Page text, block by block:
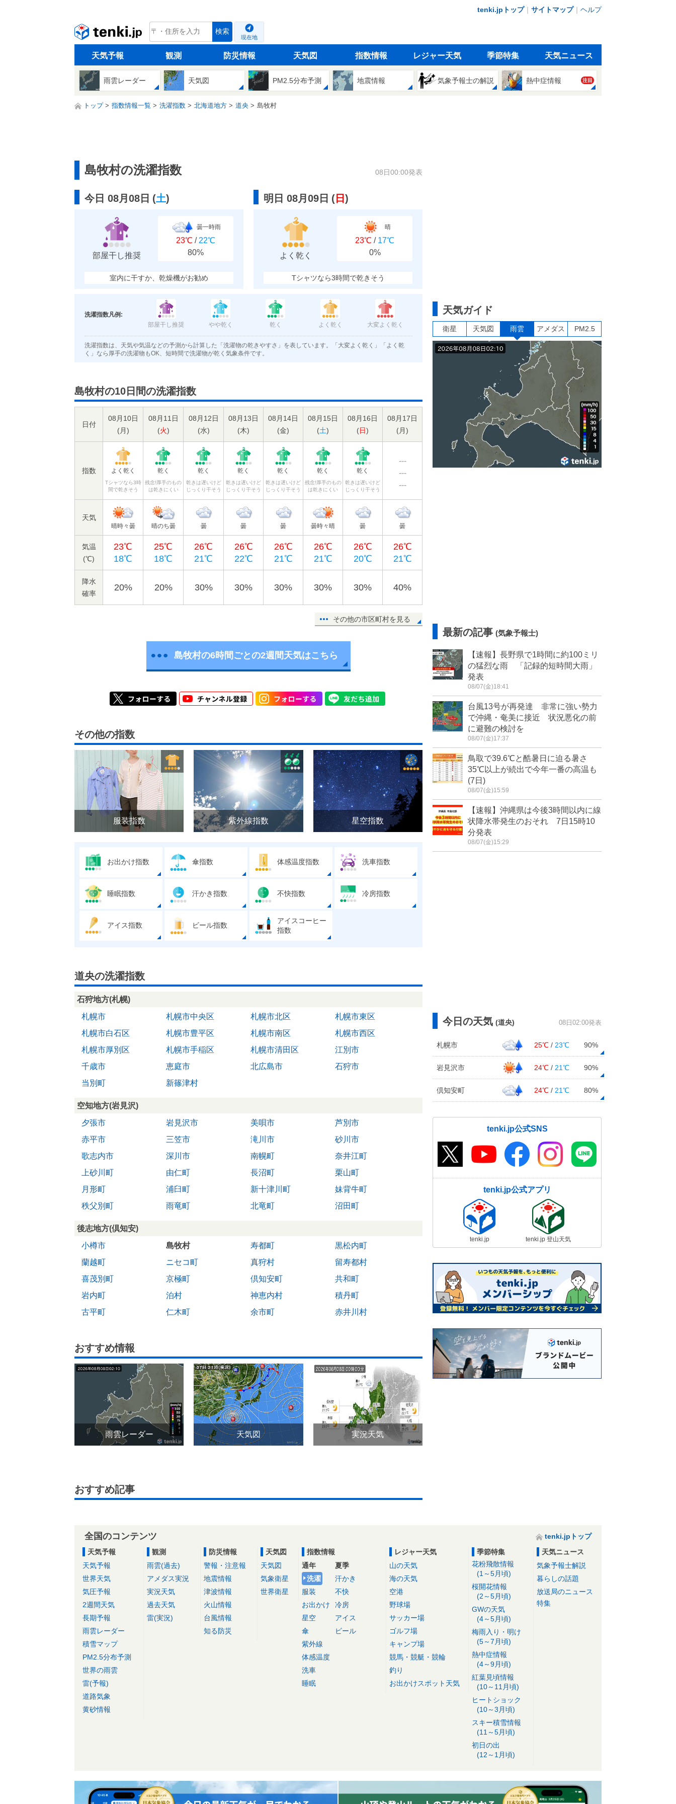
tenki.jpトップ｜ サイトマップ｜ ヘルプ
tenki.jp 検索
現在地
天気予報 観測 防災情報 天気図 指数情報 レジャー天気 季節特集 天気ニュース
雨雲レーダー 天気図 PM2.5分布予測 地震情報 気象予報士の解説 熱中症情報 注目
トップ 指数情報一覧 洗濯指数 北海道地方 道央 島牧村
島牧村の洗濯指数 08日00:00発表
今日 08月08日 (土)
部屋干し推奨
曇一時雨
23℃ / 22℃
80%
室内に干すか、乾燥機がお勧め
明日 08月09日 ( 日 )
よく乾く
晴
23℃ / 17℃
0%
Tシャツなら3時間で乾きそう
洗濯指数凡例:
部屋干し推奨
やや乾く 乾く よく乾く 大変よく乾く
洗濯指数は、天気や気温などの予測から計算した「洗濯物の乾きやすさ」を表しています。「大変よく乾く」「よく乾
く」なら厚手の洗濯物もOK、短時間で洗濯物が乾く気象条件です。
島牧村の10日間の洗濯指数
日付
08月10日
(月)
08月11日
(火)
08月12日
(水)
08月13日
(木)
08月14日
(金)
08月15日
(土)
08月16日
(日)
08月17日
(月)
指数 よく乾く
Tシャツなら3時
間で乾きそう
乾く
残念!厚手のもの
は乾きにくい
乾く
乾きは遅いけど
じっくり干そう
乾く
乾きは遅いけど
じっくり干そう
乾く
乾きは遅いけど
じっくり干そう
乾く
残念!厚手のもの
は乾きにくい
乾く
乾きは遅いけど
じっくり干そう
---
---
---
天気
晴時々曇 晴のち曇 曇 曇 曇 曇時々晴 曇 曇
気温
(℃)
23℃
18℃
25℃
18℃
26℃
21℃
26℃
22℃
26℃
21℃
26℃
21℃
26℃
20℃
26℃
21℃
降水
確率
20% 20% 30% 30% 30% 30% 30% 40%
その他の市区町村を見る
島牧村の6時間ごとの2週間天気はこちら
その他の指数
服装指数 紫外線指数 星空指数
お出かけ指数 傘指数 体感温度指数 洗車指数
睡眠指数 汗かき指数 不快指数 冷房指数
アイス指数 ビール指数
アイスコーヒー
指数
道央の洗濯指数
石狩地方(札幌)
札幌市
札幌市中央区 札幌市北区
札幌市東区
札幌市白石区
札幌市豊平区 札幌市南区
札幌市西区
札幌市厚別区
札幌市手稲区 札幌市清田区
江別市
千歳市
恵庭市 北広島市
石狩市
当別町
新篠津村
空知地方(岩見沢)
夕張市
岩見沢市 美唄市
芦別市
赤平市
三笠市 滝川市
砂川市
歌志内市
深川市 南幌町
奈井江町
上砂川町
由仁町 長沼町
栗山町
月形町
浦臼町 新十津川町
妹背牛町
秩父別町
雨竜町 北竜町 沼田町
後志地方(倶知安)
小樽市
島牧村 寿都町
黒松内町
蘭越町
ニセコ町 真狩村
留寿都村
喜茂別町
京極町 倶知安町
共和町
岩内町
泊村 神恵内村
積丹町
古平町
仁木町 余市町 赤井川村
おすすめ情報
雨雲レーダー 天気図 実況天気
おすすめ記事
天気ガイド
衛星 天気図 雨雲 アメダス PM2.5
最新の記事 (気象予報士)
【速報】長野県で1時間に約100ミリ
の猛烈な雨 「記録的短時間大雨」
発表
08/07(金)18:41
台風13号が再発達 非常に強い勢力
で沖縄・奄美に接近 状況悪化の前
に避難の検討を
08/07(金)17:37
鳥取で39.6℃と酷暑日に迫る暑さ
35℃以上が続出で今年一番の高温も
(7日)
08/07(金)15:59
【速報】沖縄県は今後3時間以内に線
状降水帯発生のおそれ 7日15時10
分発表
08/07(金)15:29
今日の天気 (道央) 08日02:00発表
札幌市 25℃ / 23℃ 90%
岩見沢市 24℃ / 21℃ 90%
倶知安町 24℃ / 21℃ 80%
tenki.jp公式SNS
tenki.jp公式アプリ
tenki.jp tenki.jp 登山天気
全国のコンテンツ
tenki.jpトップ
天気予報
天気予報
世界天気
気圧予報
2週間天気
長期予報
雨雲レーダー
積雪マップ
PM2.5分布予測
世界の雨雲
雷(予報)
道路気象
黄砂情報
観測
雨雲(過去)
アメダス実況
実況天気
過去天気
雷(実況)
防災情報
警報・注意報
地震情報
津波情報
火山情報
台風情報
知る防災
天気図
天気図
気象衛星
世界衛星
指数情報
通年
洗濯
服装
お出かけ
星空
傘
紫外線
体感温度
洗車
睡眠
夏季
汗かき
不快
冷房
アイス
ビール
レジャー天気
山の天気
海の天気
空港
野球場
サッカー場
ゴルフ場
キャンプ場
競馬・競艇・競輪
釣り
お出かけスポット天気
季節特集
花粉飛散情報
(1～5月頃)
桜開花情報
(2～5月頃)
GWの天気
(4～5月頃)
梅雨入り・明け
(5～7月頃)
熱中症情報
(4～9月頃)
紅葉見頃情報
(10～11月頃)
ヒートショック
(10～3月頃)
スキー積雪情報
(11～5月頃)
初日の出
(12～1月頃)
天気ニュース
気象予報士解説
暮らしの話題
放送局のニュース
特集